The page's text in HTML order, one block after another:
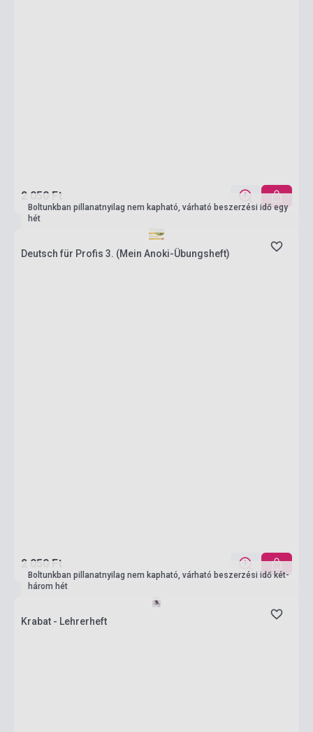
2 050 Ft
Boltunkban pillanatnyilag nem kapható, várható beszerzési idő egy
hét
Deutsch für Profis 3. (Mein Anoki-Übungsheft)
2 050 Ft
Boltunkban pillanatnyilag nem kapható, várható beszerzési idő két-
három hét
Krabat - Lehrerheft